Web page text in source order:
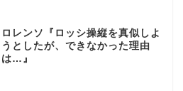
ロレンソ『ロッシ操縦を真似しよ
うとしたが、できなかった理由
は…』